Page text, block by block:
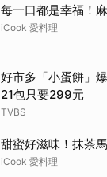
每一口都是幸福！
iCook 愛料理
好市多「小蛋餅」
21包只要299元
TVBS
甜蜜好滋味！抹茶
iCook 愛料理